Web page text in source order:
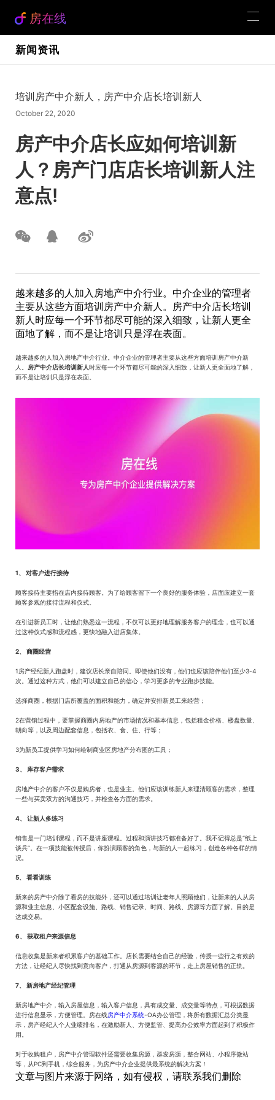
房在线
新闻资讯
培训房产中介新人，房产中介店长培训新人
October 22, 2020
房产中介店长应如何培训新
人？房产门店店长培训新人注
意点!
越来越多的人加入房地产中介行业。中介企业的管理者
主要从这些方面培训房产中介新人。房产中介店长培训
新人时应每一个环节都尽可能的深入细致，让新人更全
面地了解，而不是让培训只是浮在表面。
越来越多的人加入房地产中介行业。中介企业的管理者主要从这些方面培训房产中介新
人。 房产中介店长培训新人时应每一个环节都尽可能的深入细致，让新人更全面地了解，
而不是让培训只是浮在表面。
1、 对客户进行接待
顾客接待主要指在店内接待顾客。为了给顾客留下一个良好的服务体验，店面应建立一套
顾客参观的接待流程和仪式。
在引进新员工时，让他们熟悉这一流程，不仅可以更好地理解服务客户的理念，也可以通
过这种仪式感和流程感，更快地融入进店集体。
2、 商圈经营
1房产经纪新人跑盘时，建议店长亲自陪同。即使他们没有，他们也应该陪伴他们至少3-4
次。通过这种方式，他们可以建立自己的信心，学习更多的专业跑步技能。
选择商圈，根据门店所覆盖的面积和能力，确定并安排新员工来经营；
2在营销过程中，要掌握商圈内房地产的市场情况和基本信息，包括租金价格、楼盘数量、
朝向等，以及周边配套信息，包括衣、食、住、行等；
3为新员工提供学习如何绘制商业区房地产分布图的工具；
3、 库存客户需求
房地产中介的客户不仅是购房者，也是业主。他们应该训练新人来理清顾客的需求，整理
一些与买卖双方的沟通技巧，并检查各方面的需求。
4、 让新人多练习
销售是一门培训课程，而不是讲座课程。过程和演讲技巧都准备好了。我不记得总是“纸上
谈兵”。在一项技能被传授后，你扮演顾客的角色，与新的人一起练习，创造各种各样的情
况。
5、 看看训练
新来的房产中介除了看房的技能外，还可以通过培训让老年人照顾他们，让新来的人从房
源和业主信息、小区配套设施、路线、销售记录、时间、路线、房源等方面了解。目的是
达成交易。
6、 获取租户来源信息
信息收集是新来者积累客户的基础工作。店长需要结合自己的经验，传授一些行之有效的
方法，让经纪人尽快找到意向客户，打通从房源到客源的环节，走上房屋销售的正轨。
7、 新房地产经纪管理
新房地产中介，输入房屋信息，输入客户信息，具有成交量、成交量等特点，可根据数据
进行信息显示，方便管理。房在线房产中介系统-OA办公管理，将所有数据汇总分类显
示，房产经纪人个人业绩排名，在激励新人、方便监管、提高办公效率方面起到了积极作
用。
对于收购租户，房产中介管理软件还需要收集房源，群发房源，整合网站、小程序微站
等，从PC到手机，综合服务，为房产中介企业提供最系统的解决方案！
文章与图片来源于网络，如有侵权，请联系我们删除